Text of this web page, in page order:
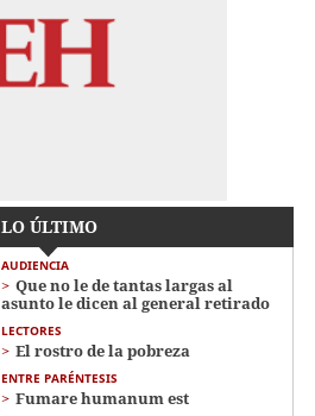
LO ÚLTIMO
AUDIENCIA
Que no le de tantas largas al
asunto le dicen al general retirado
LECTORES
El rostro de la pobreza
ENTRE PARÉNTESIS
Fumare humanum est